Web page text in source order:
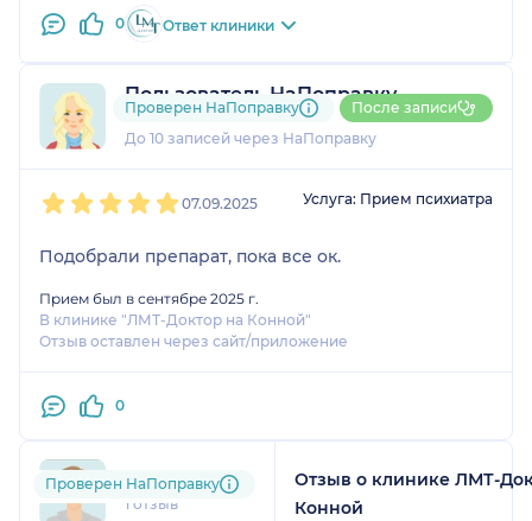
0 Ответ клиники
Пользователь НаПоправку
3 отзыва
До 10 записей через НаПоправку
Проверен НаПоправку После записи
07.09.2025 Услуга: Прием психиатра
Подобрали препарат, пока все ок.
Прием был в сентябре 2025 г.
В клинике "ЛМТ-Доктор на Конной"
Отзыв оставлен через сайт/приложение
0
lih....@....com
1 отзыв
Проверен НаПоправку
Отзыв о клинике ЛМТ-
Конной